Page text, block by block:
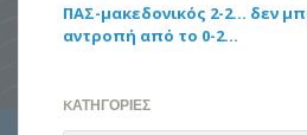
ΠΑΣ-μακεδονικός 2-2… δεν
αντροπή από το 0-2…
KΑΤΗΓΟΡΊΕΣ